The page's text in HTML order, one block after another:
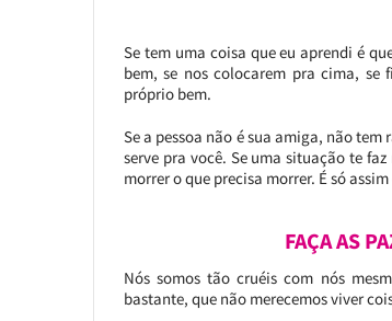
Se tem uma coisa que eu aprendi é
bem, se nos colocarem pra cima, se
próprio bem.
Se a pessoa não é sua amiga, não
serve pra você. Se uma situação te
morrer o que precisa morrer. É só
FAÇA AS
Nós somos tão cruéis com nós
bastante, que não merecemos viver